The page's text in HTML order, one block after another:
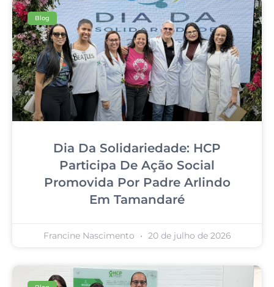
Blog
Dia Da Solidariedade: HCP
Participa De Ação Social
Promovida Por Padre Arlindo
Em Tamandaré
Francine Nascimento 20 de julho de 2026